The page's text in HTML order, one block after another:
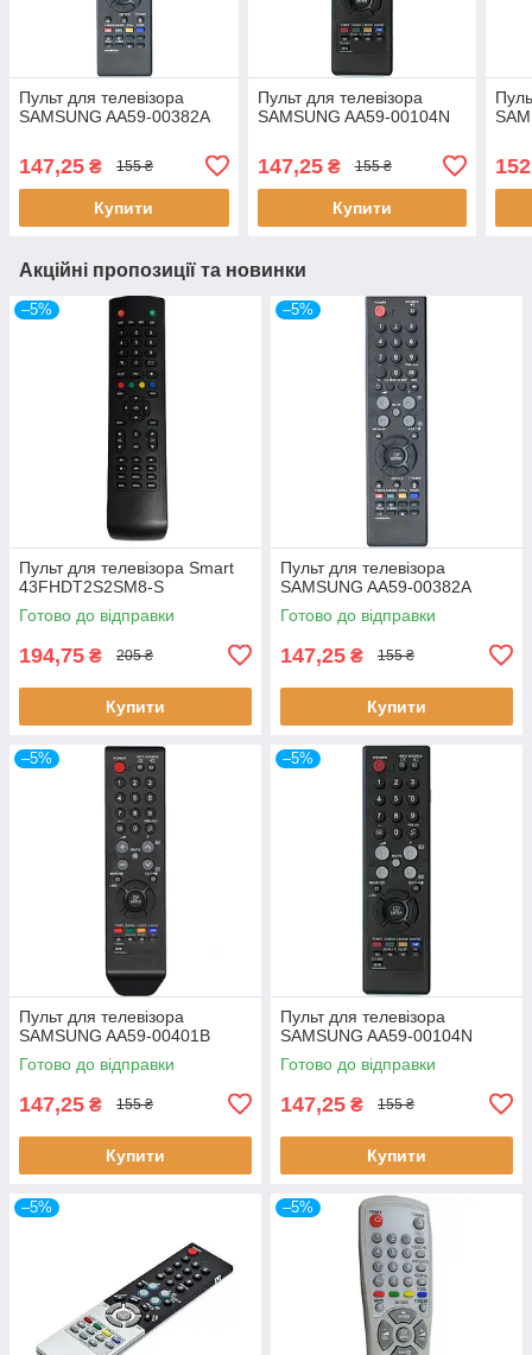
Пульт для телевізора
SAMSUNG AA59-00382A
147,25 ₴ 155 ₴
Купити
Пульт для телевізора
SAMSUNG AA59-00104N
147,25₴ 155 ₴
Купити
152
Акційні пропозиції та новинки
–5%
Пульт для телевізора Smart
43FHDT2S2SM8-S
Готово до відправки
194,75 ₴ 205 ₴
Купити
–5%
Пульт для телевізора
SAMSUNG AA59-00382A
Готово до відправки
147,25 ₴ 155 ₴
Купити
–5%
Пульт для телевізора
SAMSUNG AA59-00401B
Готово до відправки
147,25 ₴ 155 ₴
Купити
–5%
Пульт для телевізора
SAMSUNG AA59-00104N
Готово до відправки
147,25 ₴ 155 ₴
Купити
–5% –5%